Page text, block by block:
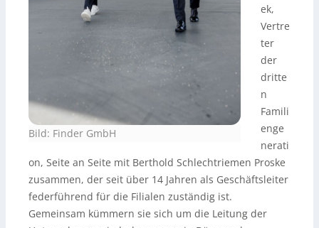
Bild: Finder GmbH
ek,
Vertre
ter
der
dritte
n
Famili
enge
nerati
on, Seite an Seite mit Berthold Schlechtriemen Proske
zusammen, der seit über 14 Jahren als Geschäftsleiter
federführend für die Filialen zuständig ist.
Gemeinsam kümmern sie sich um die Leitung der